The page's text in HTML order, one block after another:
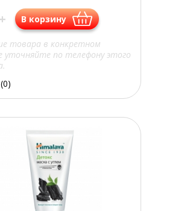
+ В корзину
товара в конкретном
уточняйте по телефону этого